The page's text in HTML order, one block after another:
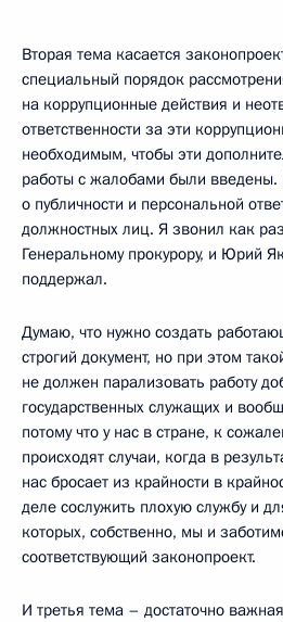
Вторая тема касается
специальный порядок
на коррупционные действия и
ответственности за эти
необходимым, чтобы эти
работы с жалобами были
о публичности и персональной
должностных лиц. Я звонил как
Генеральному прокурору, и Юрий
поддержал.
Думаю, что нужно создать
строгий документ, но при этом
не должен парализовать работу
государственных служащих и
потому что у нас в стране, к
происходят случаи, когда в
нас бросает из крайности в
деле сослужить плохую службу и
которых, собственно, мы и
соответствующий законопроект.
И третья тема – достаточно